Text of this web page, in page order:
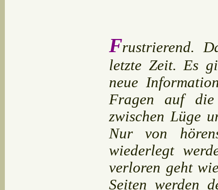
Frustrierend.
letzte Zeit. Es
neue
Fragen auf
zwischen Lüge
Nur von
wiederlegt
verloren geht
Seiten werden